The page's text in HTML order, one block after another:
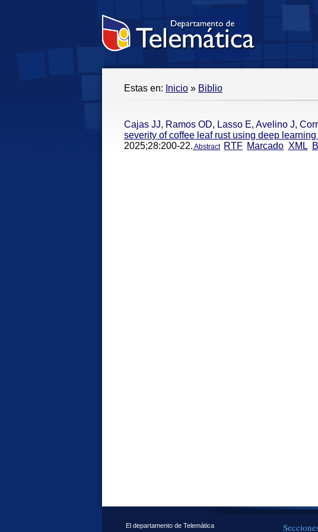
Estas en: Inicio » Biblio
Cajas JJ, Ramos OD, Lasso E, Avelino J,
severity of coffee leaf rust using deep
2025;28:200-22. Abstract RTF Marcado XML
El departamento de Telemática